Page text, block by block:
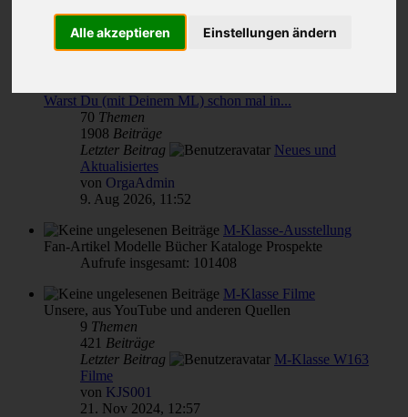
Alle akzeptieren Einstellungen ändern
von & für M-Klasse- und MLCD-Interessierte
Unterforen:
Warst Du (mit Deinem ML) schon mal in...
70 Themen
1908 Beiträge
Letzter Beitrag
Neues und
Aktualisiertes
von OrgaAdmin
9. Aug 2026, 11:52
M-Klasse-Ausstellung
Fan-Artikel Modelle Bücher Kataloge Prospekte
Aufrufe insgesamt: 101408
M-Klasse Filme
Unsere, aus YouTube und anderen Quellen
9 Themen
421 Beiträge
Letzter Beitrag
M-Klasse W163
Filme
von KJS001
21. Nov 2024, 12:57